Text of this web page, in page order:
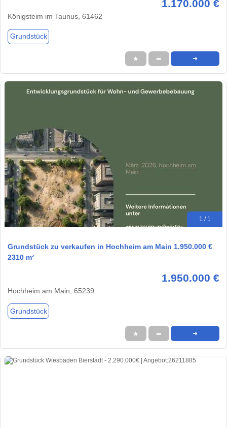
1.170.000 €
Königsteim im Taunus, 61462
Grundstück
★ ➦ ➜
1 / 1
Grundstück zu verkaufen in Hochheim am Main 1.950.000 €
2310 m²
1.950.000 €
Hochheim am Main, 65239
Grundstück
★ ➦ ➜